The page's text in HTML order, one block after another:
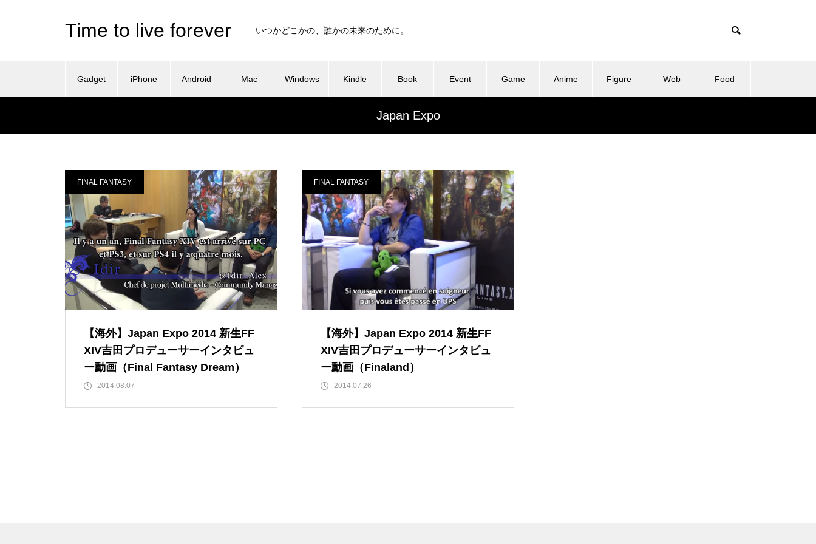
Time to live forever いつかどこかの、誰かの未来のために。
Gadget iPhone Android Mac Windows Kindle Book Event Game Anime Figure Web Food
Japan Expo
FINAL FANTASY
【海外】Japan Expo 2014 新生FF
XIV吉田プロデューサーインタビュ
ー動画（Final Fantasy Dream）
2014.08.07
FINAL FANTASY
【海外】Japan Expo 2014 新生FF
XIV吉田プロデューサーインタビュ
ー動画（Finaland）
2014.07.26